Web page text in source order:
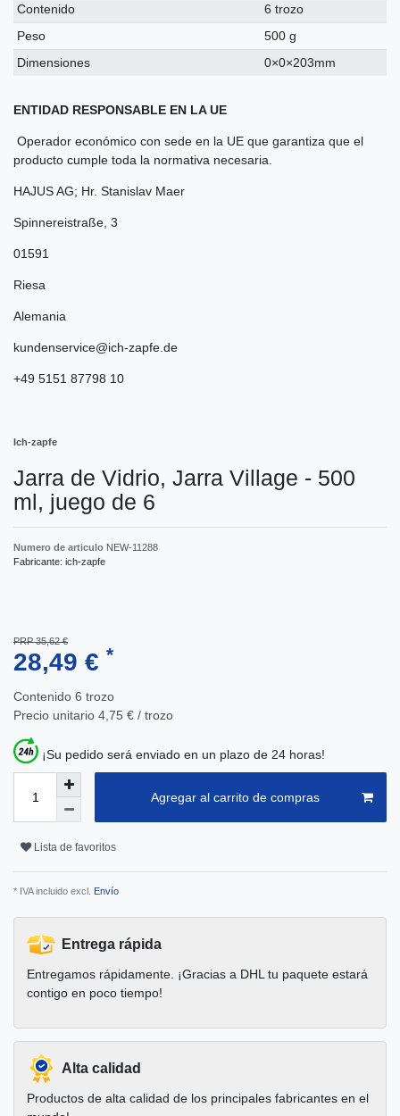
Contenido
6 trozo
Peso
500 g
Dimensiones
0×0×203mm
ENTIDAD RESPONSABLE EN LA UE
Operador económico con sede en la UE que garantiza que el
producto cumple toda la normativa necesaria.
HAJUS AG; Hr. Stanislav Maer
Spinnereistraße 3
01591
Riesa
Alemania
kundenservice@ich-zapfe.de
+49 5151 87798 10
Ich-zapfe
Jarra de Vidrio, Jarra Village - 500
ml, juego de 6
Numero de articulo NEW-11288
Fabricante: ich-zapfe
PRP 35,62 €
28,49 € *
Contenido 6 trozo
Precio unitario 4,75 € / trozo
¡Su pedido será enviado en un plazo de 24 horas!
Agregar al carrito de compras
Lista de favoritos
* IVA incluido excl. Envío
Entrega rápida
Entregamos rápidamente. ¡Gracias a DHL tu paquete estará
contigo en poco tiempo!
Alta calidad
Productos de alta calidad de los principales fabricantes en el